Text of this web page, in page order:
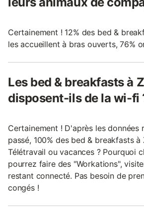
Certainement ! 12% des bed &
les accueillent à bras ouverts, 76%
Les bed & breakfasts à
disposent-ils de la wi-fi
Certainement ! D'après les données
passé, 100% des bed & breakfasts
Télétravail ou vacances ? Pourquoi
pourrez faire des "Workations",
restant connecté. Pas besoin de
congés !